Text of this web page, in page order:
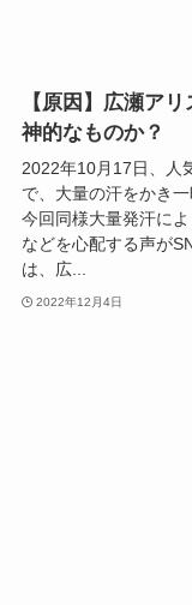
【原因】広瀬ア
神的なものか？
2022年10月17日、人
で、大量の汗をかき
今回同様大量発汗に
などを心配する声が
は、広...
2022年12月4日